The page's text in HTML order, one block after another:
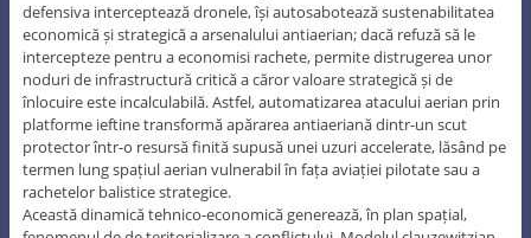
defensiva interceptează dronele, își autosabotează sustenabilitatea
economică și strategică a arsenalului antiaerian; dacă refuză să le
intercepteze pentru a economisi rachete, permite distrugerea unor
noduri de infrastructură critică a căror valoare strategică și de
înlocuire este incalculabilă. Astfel, automatizarea atacului aerian prin
platforme ieftine transformă apărarea antiaeriană dintr-un scut
protector într-o resursă finită supusă unei uzuri accelerate, lăsând pe
termen lung spațiul aerian vulnerabil în fața aviației pilotate sau a
rachetelor balistice strategice.
Această dinamică tehnico-economică generează, în plan spațial,